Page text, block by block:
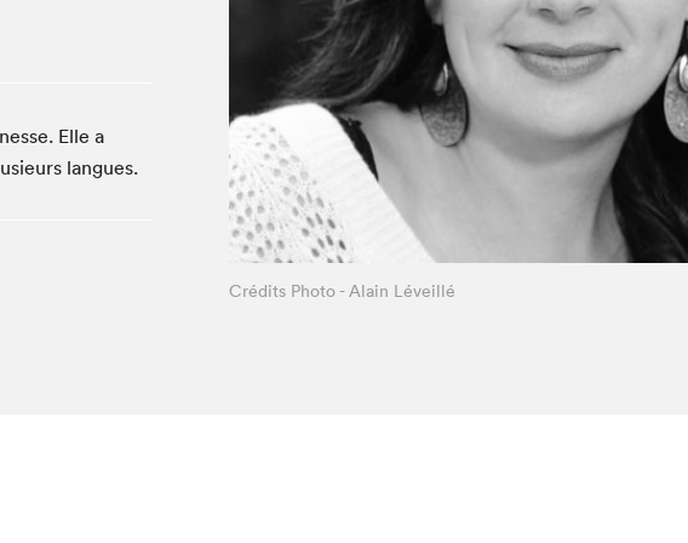
Le Salon dans la ville, espace
organisateur⋅rice
> SLM Pro
Elle a
langues.
Crédits Photo - Alain Léveillé